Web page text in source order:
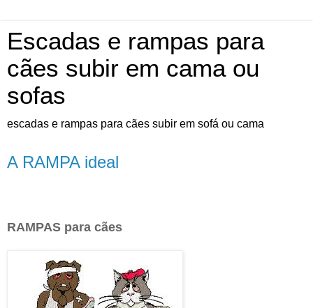
Escadas e rampas para
cães subir em cama ou
sofas
escadas e rampas para cães subir em sofá ou cama
A RAMPA ideal
RAMPAS para cães